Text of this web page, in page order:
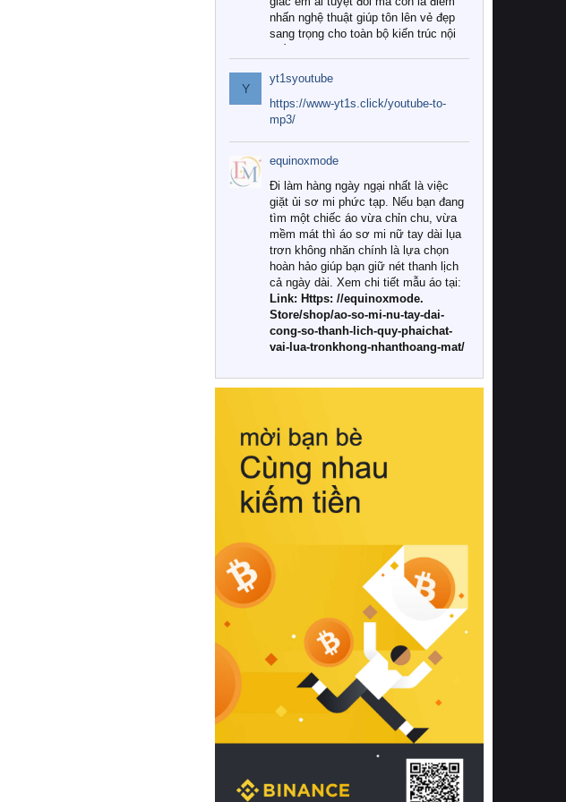
nhấn nghệ thuật giúp tôn lên vẻ đẹp
sang trọng cho toàn bộ kiến trúc nội
Tuy nhiên, giữa thị trường đa dạng
với vô vàn thương hiệu và mẫu mã
như hiện nay, làm thế nào để chọn
được những bộ chăn ga gối đệm cao
cấp thực sự chất lượng, phù hợp với
khí hậu và nhu cầu sử dụng của gia
đình? Hãy cùng chúng tôi đi tìm lời
giải đáp chi tiết qua bài viết dưới đây.
1. Tại sao các gia đình hiện đại lại ưa
chuộng chăn ga gối đệm cao cấp?
Khác với các dòng sản phẩm thông
thường, những bộ chăn ga gối đệm
cao cấp trải qua quy trình sản xuất
nghiêm ngặt từ khâu chọn lọc nguyên
liệu tự nhiên đến công nghệ dệt
nhuộm hiện đại không chứa hóa chất
này, bạn sẽ cảm nhận rõ rệt sự khác
hồi chuẩn xác của phần đệm nâng đỡ
cột sống.
Bên cạnh đó, việc lựa chọn các dòng
sản phẩm đạt chuẩn chất lượng quốc
tế còn giúp ngăn ngừa tình trạng kích
khuẩn và nấm mốc trong điều kiện
thời tiết nóng ẩm. Bạn có thể tìm hiểu
thêm các nghiên cứu khoa học về tác
động của giấc ngủ và môi trường
phòng ngủ đối với sức khỏe con
người tại Sleep Foundation (External
Link) để có cái nhìn toàn diện hơn.
2. Các tiêu chí vàng khi lựa chọn
chăn ga gối đệm cao cấp cho phòng
ngủ
Để sở hữu một bộ chăn ga gối đệm
cao cấp hoàn hảo cả về thẩm mỹ lẫn
công năng, người tiêu dùng cần cân
nhắc kỹ lưỡng các tiêu chí quan trọng
Y
yt1syoutube
https://www-yt1s.click/youtube-to-
mp3/
equinoxmode
Đi làm hàng ngày ngại nhất là việc
giặt ủi sơ mi phức tạp. Nếu bạn đang
tìm một chiếc áo vừa chỉn chu, vừa
mềm mát thì áo sơ mi nữ tay dài lụa
trơn không nhăn chính là lựa chọn
hoàn hảo giúp bạn giữ nét thanh lịch
cả ngày dài. Xem chi tiết mẫu áo tại:
Link: Https: //equinoxmode.
Store/shop/ao-so-mi-nu-tay-dai-
cong-so-thanh-lich-quy-phaichat-
vai-lua-tronkhong-nhanthoang-mat/